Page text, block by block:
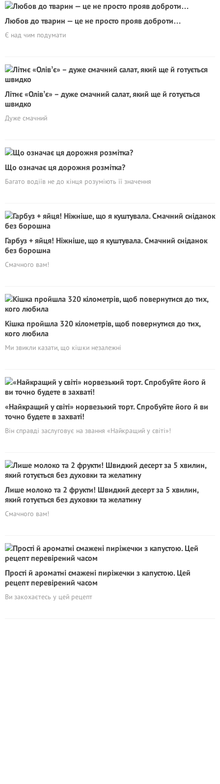
Любов до тварин — це не просто прояв доброти…
Є над чим подумати
Літнє «Олівʼє» – дуже смачний салат, який ще й готується
швидко
Дуже смачний
Що означає ця дорожня розмітка?
Багато водіїв не до кінця розуміють її значення
Гарбуз + яйця! Ніжніше, що я куштувала. Смачний сніданок
без борошна
Смачного вам!
Кішка пройшла 320 кілометрів, щоб повернутися до тих,
кого любила
Ми звикли казати, що кішки незалежні
«Найкращий у світі» норвезький торт. Спробуйте його й ви
точно будете в захваті!
Він справді заслуговує на звання «Найкращий у світі»!
Лише молоко та 2 фрукти! Швидкий десерт за 5 хвилин,
який готується без духовки та желатину
Смачного вам!
Прості й ароматні смажені пиріжечки з капустою. Цей
рецепт перевірений часом
Ви закохаєтесь у цей рецепт